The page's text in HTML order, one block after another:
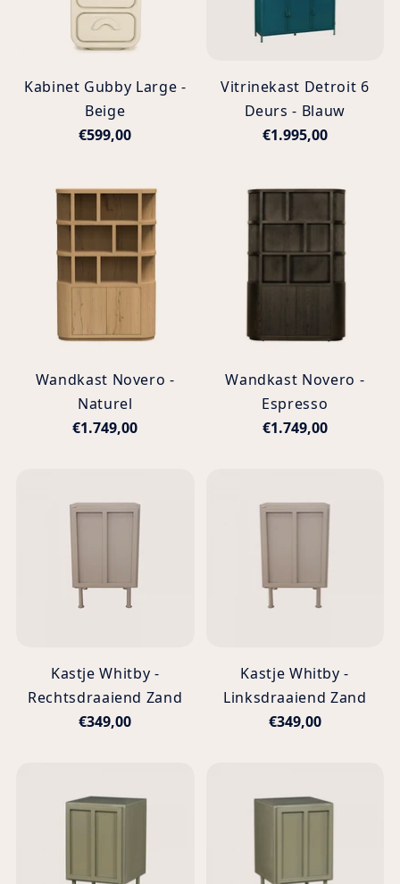
Kabinet Gubby Large -
Beige
€599,00
Vitrinekast Detroit 6
Deurs - Blauw
€1.995,00
Wandkast Novero -
Naturel
€1.749,00
Wandkast Novero -
Espresso
€1.749,00
Kastje Whitby -
Rechtsdraaiend Zand
€349,00
Kastje Whitby -
Linksdraaiend Zand
€349,00